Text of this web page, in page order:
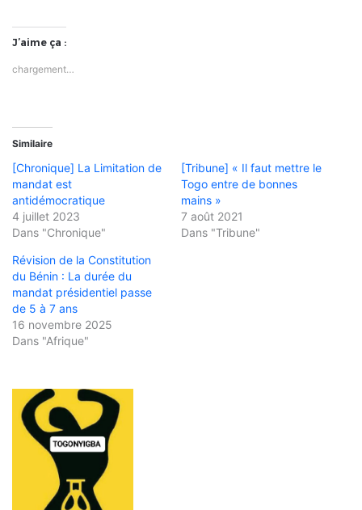
J’aime ça :
chargement…
Similaire
[Chronique] La Limitation de
mandat est
antidémocratique
4 juillet 2023
Dans "Chronique"
[Tribune] « Il faut mettre le
Togo entre de bonnes
mains »
7 août 2021
Dans "Tribune"
Révision de la Constitution
du Bénin : La durée du
mandat présidentiel passe
de 5 à 7 ans
16 novembre 2025
Dans "Afrique"